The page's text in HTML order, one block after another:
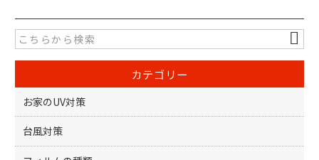
e
b
o
o
k
er
カテゴリー
お家のUV対策
台風対策